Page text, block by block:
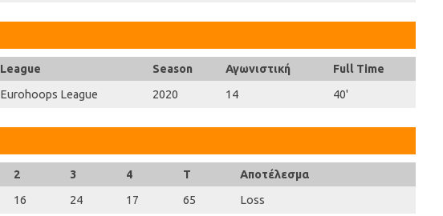
League Season Αγωνιστική
Full Time
Eurohoops League 2020 14 40'
2 3 4 T
Αποτέλεσμα
16 24 17 65 Loss